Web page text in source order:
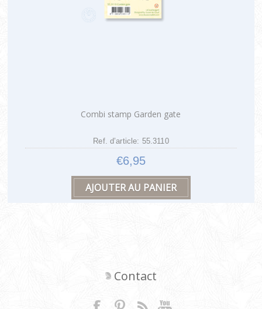
Combi stamp Garden gate
Ref. d’article: 55.3110
€6,95
Contact